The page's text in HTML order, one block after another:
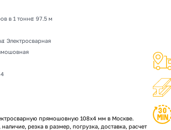
в 1 тонне: 97.5 м
: Электросварная
4
прямошовную 108х4 мм в Москве.
наличие, резка в размер, погрузка, доставка, расчет